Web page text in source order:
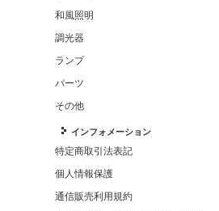
和風照明
調光器
ランプ
パーツ
その他
インフォメーション
特定商取引法表記
個人情報保護
通信販売利用規約